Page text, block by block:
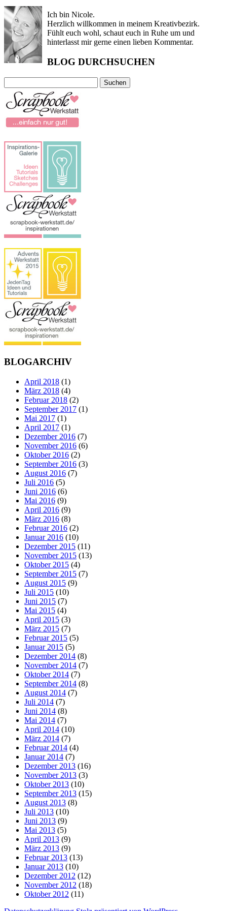
Ich bin Nicole.
Herzlich willkommen in meinem Kreativbezirk.
Fühlt euch wohl, schaut euch in Ruhe um und
hinterlasst mir gerne einen lieben Kommentar.
BLOG DURCHSUCHEN
nach:
BLOGARCHIV
April 2018 (1)
März 2018 (4)
Februar 2018 (2)
September 2017 (1)
Mai 2017 (1)
April 2017 (1)
Dezember 2016 (7)
November 2016 (6)
Oktober 2016 (2)
September 2016 (3)
August 2016 (7)
Juli 2016 (5)
Juni 2016 (6)
Mai 2016 (9)
April 2016 (9)
März 2016 (8)
Februar 2016 (2)
Januar 2016 (10)
Dezember 2015 (11)
November 2015 (13)
Oktober 2015 (4)
September 2015 (7)
August 2015 (9)
Juli 2015 (10)
Juni 2015 (7)
Mai 2015 (4)
April 2015 (3)
März 2015 (7)
Februar 2015 (5)
Januar 2015 (5)
Dezember 2014 (8)
November 2014 (7)
Oktober 2014 (7)
September 2014 (8)
August 2014 (7)
Juli 2014 (7)
Juni 2014 (8)
Mai 2014 (7)
April 2014 (10)
März 2014 (7)
Februar 2014 (4)
Januar 2014 (7)
Dezember 2013 (16)
November 2013 (3)
Oktober 2013 (10)
September 2013 (15)
August 2013 (8)
Juli 2013 (10)
Juni 2013 (9)
Mai 2013 (5)
April 2013 (9)
März 2013 (9)
Februar 2013 (13)
Januar 2013 (10)
Dezember 2012 (12)
November 2012 (18)
Oktober 2012 (11)